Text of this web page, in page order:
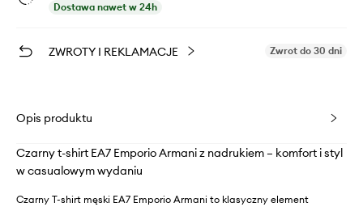
Dostawa nawet w 24h
ZWROTY I REKLAMACJE Zwrot do 30 dni
Opis produktu
Czarny t-shirt EA7 Emporio Armani z nadrukiem – komfort i styl
w casualowym wydaniu
Czarny T-shirt męski EA7 Emporio Armani to klasyczny element